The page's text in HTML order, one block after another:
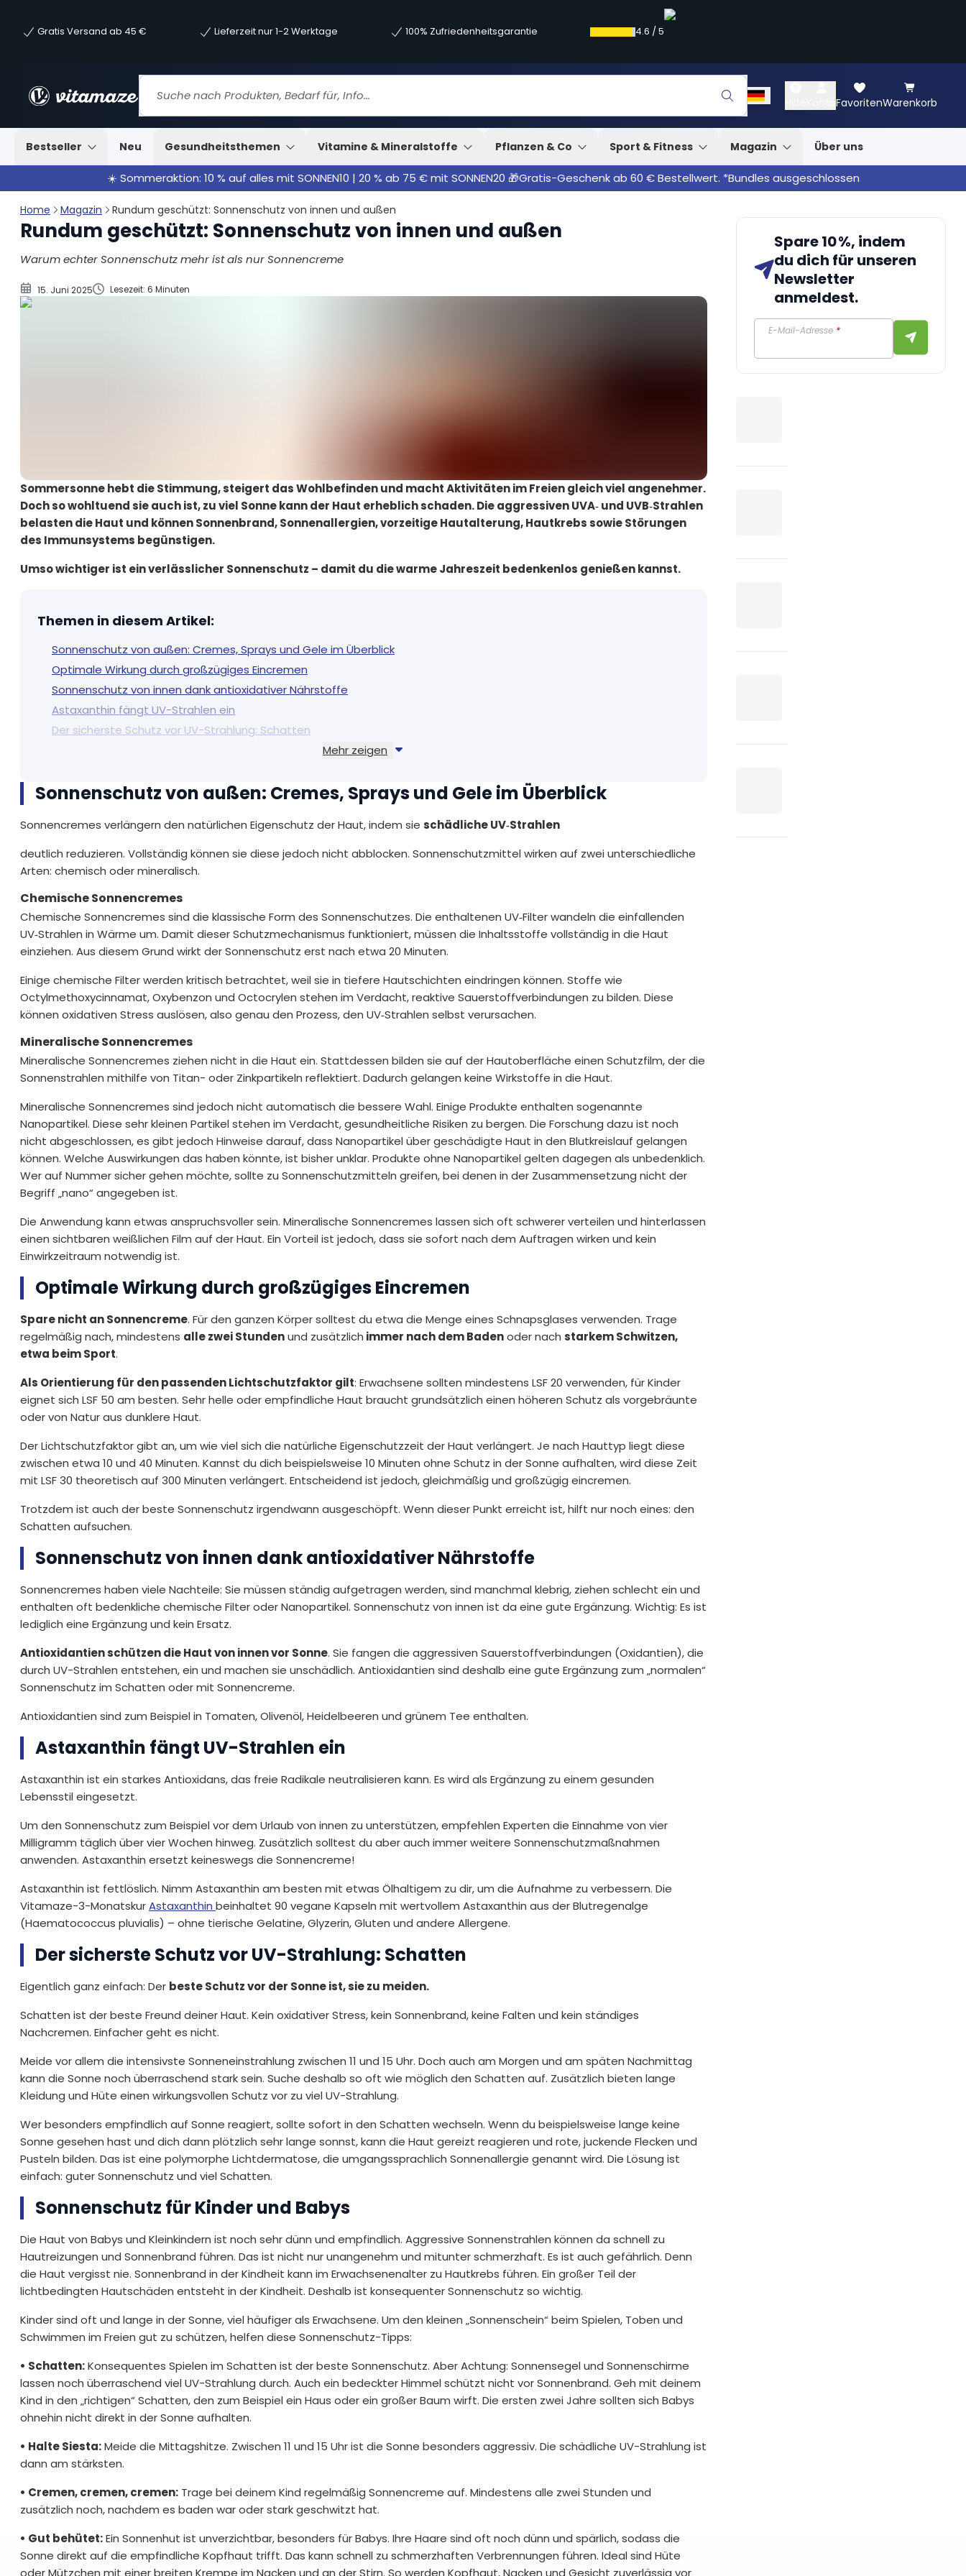
Gratis Versand ab 45 € Lieferzeit nur 1-2 Werktage 100% Zufriedenheitsgarantie 4.6 /5
FavoritenWarenkorb
Bestseller Neu Gesundheitsthemen Vitamine & Mineralstoffe Pflanzen & Co Sport & Fitness Magazin Über uns
☀️ Sommeraktion: 10 % auf alles mit SONNEN10 | 20 % ab 75 € mit SONNEN20 🎁Gratis-Geschenk ab 60 € Bestellwert. *Bundles ausgeschlossen
Home Magazin Rundum geschützt: Sonnenschutz von innen und außen
Rundum geschützt: Sonnenschutz von innen und außen
Warum echter Sonnenschutz mehr ist als nur Sonnencreme
15. Juni 2025 Lesezeit: 6 Minuten
Sommersonne hebt die Stimmung, steigert das Wohlbefinden und macht Aktivitäten im Freien gleich viel angenehmer.
Doch so wohltuend sie auch ist, zu viel Sonne kann der Haut erheblich schaden. Die aggressiven UVA‑ und UVB‑Strahlen
belasten die Haut und können Sonnenbrand, Sonnenallergien, vorzeitige Hautalterung, Hautkrebs sowie Störungen
des Immunsystems begünstigen.
Umso wichtiger ist ein verlässlicher Sonnenschutz – damit du die warme Jahreszeit bedenkenlos genießen kannst.
Themen in diesem Artikel:
Sonnenschutz von außen: Cremes, Sprays und Gele im Überblick
Optimale Wirkung durch großzügiges Eincremen
Sonnenschutz von innen dank antioxidativer Nährstoffe
Astaxanthin fängt UV-Strahlen ein
Der sicherste Schutz vor UV-Strahlung: Schatten
Mehr zeigen
Sonnenschutz von außen: Cremes, Sprays und Gele im Überblick
Sonnenschutz von innen dank antioxidativer Nährstoffe
Astaxanthin fängt UV-Strahlen ein
Der sicherste Schutz vor UV-Strahlung: Schatten
Sonnenschutz von außen: Cremes, Sprays und Gele im Überblick
Sonnencremes verlängern den natürlichen Eigenschutz der Haut, indem sie schädliche UV‑Strahlen
deutlich reduzieren. Vollständig können sie diese jedoch nicht abblocken. Sonnenschutzmittel wirken auf zwei unterschiedliche
Arten: chemisch oder mineralisch.
Chemische Sonnencremes
Chemische Sonnencremes sind die klassische Form des Sonnenschutzes. Die enthaltenen UV‑Filter wandeln die einfallenden
UV‑Strahlen in Wärme um. Damit dieser Schutzmechanismus funktioniert, müssen die Inhaltsstoffe vollständig in die Haut
einziehen. Aus diesem Grund wirkt der Sonnenschutz erst nach etwa 20 Minuten.
Einige chemische Filter werden kritisch betrachtet, weil sie in tiefere Hautschichten eindringen können. Stoffe wie
Octylmethoxycinnamat, Oxybenzon und Octocrylen stehen im Verdacht, reaktive Sauerstoffverbindungen zu bilden. Diese
können oxidativen Stress auslösen, also genau den Prozess, den UV‑Strahlen selbst verursachen.
Mineralische Sonnencremes
Mineralische Sonnencremes ziehen nicht in die Haut ein. Stattdessen bilden sie auf der Hautoberfläche einen Schutzfilm, der die
Sonnenstrahlen mithilfe von Titan- oder Zinkpartikeln reflektiert. Dadurch gelangen keine Wirkstoffe in die Haut.
Mineralische Sonnencremes sind jedoch nicht automatisch die bessere Wahl. Einige Produkte enthalten sogenannte
Nanopartikel. Diese sehr kleinen Partikel stehen im Verdacht, gesundheitliche Risiken zu bergen. Die Forschung dazu ist noch
nicht abgeschlossen, es gibt jedoch Hinweise darauf, dass Nanopartikel über geschädigte Haut in den Blutkreislauf gelangen
können. Welche Auswirkungen das haben könnte, ist bisher unklar. Produkte ohne Nanopartikel gelten dagegen als unbedenklich.
Wer auf Nummer sicher gehen möchte, sollte zu Sonnenschutzmitteln greifen, bei denen in der Zusammensetzung nicht der
Begriff „nano“ angegeben ist.
Die Anwendung kann etwas anspruchsvoller sein. Mineralische Sonnencremes lassen sich oft schwerer verteilen und hinterlassen
einen sichtbaren weißlichen Film auf der Haut. Ein Vorteil ist jedoch, dass sie sofort nach dem Auftragen wirken und kein
Einwirkzeitraum notwendig ist.
Optimale Wirkung durch großzügiges Eincremen
Spare nicht an Sonnencreme. Für den ganzen Körper solltest du etwa die Menge eines Schnapsglases verwenden. Trage
regelmäßig nach, mindestens alle zwei Stundenund zusätzlich immer nach dem Badenoder nach starkem Schwitzen,
etwa beim Sport.
Als Orientierung für den passenden Lichtschutzfaktor gilt: Erwachsene sollten mindestens LSF 20 verwenden, für Kinder
eignet sich LSF 50 am besten. Sehr helle oder empfindliche Haut braucht grundsätzlich einen höheren Schutz als vorgebräunte
oder von Natur aus dunklere Haut.
Der Lichtschutzfaktor gibt an, um wie viel sich die natürliche Eigenschutzzeit der Haut verlängert. Je nach Hauttyp liegt diese
zwischen etwa 10 und 40 Minuten. Kannst du dich beispielsweise 10 Minuten ohne Schutz in der Sonne aufhalten, wird diese Zeit
mit LSF 30 theoretisch auf 300 Minuten verlängert. Entscheidend ist jedoch, gleichmäßig und großzügig eincremen.
Trotzdem ist auch der beste Sonnenschutz irgendwann ausgeschöpft. Wenn dieser Punkt erreicht ist, hilft nur noch eines: den
Schatten aufsuchen.
Sonnenschutz von innen dank antioxidativer Nährstoffe
Sonnencremes haben viele Nachteile: Sie müssen ständig aufgetragen werden, sind manchmal klebrig, ziehen schlecht ein und
enthalten oft bedenkliche chemische Filter oder Nanopartikel. Sonnenschutz von innen ist da eine gute Ergänzung. Wichtig: Es ist
lediglich eine Ergänzung und kein Ersatz.
Antioxidantien schützen die Haut von innen vor Sonne. Sie fangen die aggressiven Sauerstoffverbindungen (Oxidantien), die
durch UV-Strahlen entstehen, ein und machen sie unschädlich. Antioxidantien sind deshalb eine gute Ergänzung zum „normalen“
Sonnenschutz im Schatten oder mit Sonnencreme.
Antioxidantien sind zum Beispiel in Tomaten, Olivenöl, Heidelbeeren und grünem Tee enthalten.
Astaxanthin fängt UV-Strahlen ein
Astaxanthin ist ein starkes Antioxidans, das freie Radikale neutralisieren kann. Es wird als Ergänzung zu einem gesunden
Lebensstil eingesetzt.
Um den Sonnenschutz zum Beispiel vor dem Urlaub von innen zu unterstützen, empfehlen Experten die Einnahme von vier
Milligramm täglich über vier Wochen hinweg. Zusätzlich solltest du aber auch immer weitere Sonnenschutzmaßnahmen
anwenden. Astaxanthin ersetzt keineswegs die Sonnencreme!
Astaxanthin ist fettlöslich. Nimm Astaxanthin am besten mit etwas Ölhaltigem zu dir, um die Aufnahme zu verbessern. Die
Vitamaze-3-MonatskurAstaxanthin beinhaltet 90 vegane Kapseln mit wertvollem Astaxanthin aus der Blutregenalge
(Haematococcus pluvialis) – ohne tierische Gelatine, Glyzerin, Gluten und andere Allergene.
Der sicherste Schutz vor UV-Strahlung: Schatten
Eigentlich ganz einfach: Der beste Schutz vor der Sonne ist, sie zu meiden.
Schatten ist der beste Freund deiner Haut. Kein oxidativer Stress, kein Sonnenbrand, keine Falten und kein ständiges
Nachcremen. Einfacher geht es nicht.
Meide vor allem die intensivste Sonneneinstrahlung zwischen 11 und 15 Uhr. Doch auch am Morgen und am späten Nachmittag
kann die Sonne noch überraschend stark sein. Suche deshalb so oft wie möglich den Schatten auf. Zusätzlich bieten lange
Kleidung und Hüte einen wirkungsvollen Schutz vor zu viel UV-Strahlung.
Wer besonders empfindlich auf Sonne reagiert, sollte sofort in den Schatten wechseln. Wenn du beispielsweise lange keine
Sonne gesehen hast und dich dann plötzlich sehr lange sonnst, kann die Haut gereizt reagieren und rote, juckende Flecken und
Pusteln bilden. Das ist eine polymorphe Lichtdermatose, die umgangssprachlich Sonnenallergie genannt wird. Die Lösung ist
einfach: guter Sonnenschutz und viel Schatten.
Sonnenschutz für Kinder und Babys
Die Haut von Babys und Kleinkindern ist noch sehr dünn und empfindlich. Aggressive Sonnenstrahlen können da schnell zu
Hautreizungen und Sonnenbrand führen. Das ist nicht nur unangenehm und mitunter schmerzhaft. Es ist auch gefährlich. Denn
die Haut vergisst nie. Sonnenbrand in der Kindheit kann im Erwachsenenalter zu Hautkrebs führen. Ein großer Teil der
lichtbedingten Hautschäden entsteht in der Kindheit. Deshalb ist konsequenter Sonnenschutz so wichtig.
Kinder sind oft und lange in der Sonne, viel häufiger als Erwachsene. Um den kleinen „Sonnenschein“ beim Spielen, Toben und
Schwimmen im Freien gut zu schützen, helfen diese Sonnenschutz-Tipps:
• Schatten:Konsequentes Spielen im Schatten ist der beste Sonnenschutz. Aber Achtung: Sonnensegel und Sonnenschirme
lassen noch überraschend viel UV-Strahlung durch. Auch ein bedeckter Himmel schützt nicht vor Sonnenbrand. Geh mit deinem
Kind in den „richtigen“ Schatten, den zum Beispiel ein Haus oder ein großer Baum wirft. Die ersten zwei Jahre sollten sich Babys
ohnehin nicht direkt in der Sonne aufhalten.
• Halte Siesta:Meide die Mittagshitze. Zwischen 11 und 15 Uhr ist die Sonne besonders aggressiv. Die schädliche UV-Strahlung ist
dann am stärksten.
• Cremen, cremen, cremen: Trage bei deinem Kind regelmäßig Sonnencreme auf. Mindestens alle zwei Stunden und
zusätzlich noch, nachdem es baden war oder stark geschwitzt hat.
• Gut behütet:Ein Sonnenhut ist unverzichtbar, besonders für Babys. Ihre Haare sind oft noch dünn und spärlich, sodass die
Sonne direkt auf die empfindliche Kopfhaut trifft. Das kann schnell zu schmerzhaften Verbrennungen führen. Ideal sind Hüte
oder Mützchen mit einer breiten Krempe im Nacken und an der Stirn. So werden Kopfhaut, Nacken und Gesicht zuverlässig vor
Spare 10 %, indem
du dich für unseren
Newsletter
anmeldest.
E-Mail-Adresse*